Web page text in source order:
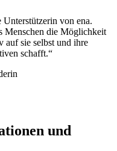
Unterstützerin von ena.
Menschen die Möglichkeit
auf sie selbst und ihre
schafft.“
und